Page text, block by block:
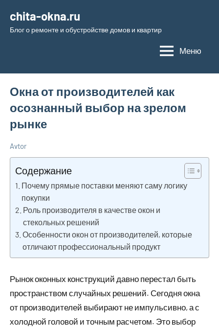
содержимому
chita-okna.ru
Блог о ремонте и обустройстве домов и квартир
Меню
Окна от производителей как
осознанный выбор на зрелом
рынке
Avtor
Содержание
Почему прямые поставки меняют саму логику
покупки
Роль производителя в качестве окон и
стекольных решений
Особенности окон от производителей, которые
отличают профессиональный продукт
Рынок оконных конструкций давно перестал быть
пространством случайных решений. Сегодня окна
от производителей выбирают не импульсивно, а с
холодной головой и точным расчетом. Это выбор